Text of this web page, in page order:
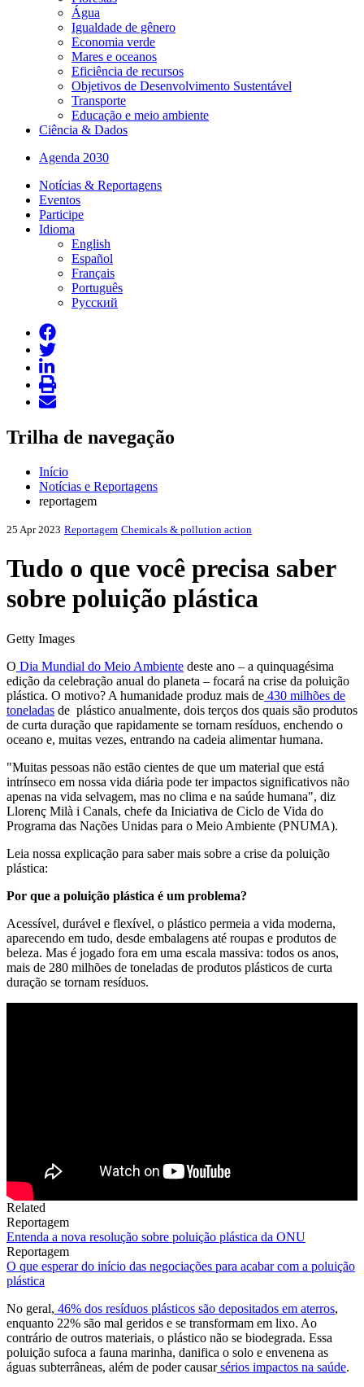
Água
Igualdade de gênero
Economia verde
Mares e oceanos
Eficiência de recursos
Objetivos de Desenvolvimento Sustentável
Transporte
Educação e meio ambiente
Ciência & Dados
Agenda 2030
Notícias & Reportagens
Eventos
Participe
Idioma
English
Español
Français
Português
Русский
Trilha de navegação
Início
Notícias e Reportagens
reportagem
25 Apr 2023 Reportagem Chemicals & pollution action
Tudo o que você precisa saber
sobre poluição plástica
Getty Images
O Dia Mundial do Meio Ambiente deste ano – a quinquagésima
edição da celebração anual do planeta – focará na crise da poluição
plástica. O motivo? A humanidade produz mais de 430 milhões de
toneladas de plástico anualmente, dois terços dos quais são produtos
de curta duração que rapidamente se tornam resíduos, enchendo o
oceano e, muitas vezes, entrando na cadeia alimentar humana.
"Muitas pessoas não estão cientes de que um material que está
intrínseco em nossa vida diária pode ter impactos significativos não
apenas na vida selvagem, mas no clima e na saúde humana", diz
Llorenç Milà i Canals, chefe da Iniciativa de Ciclo de Vida do
Programa das Nações Unidas para o Meio Ambiente (PNUMA).
Leia nossa explicação para saber mais sobre a crise da poluição
plástica:
Por que a poluição plástica é um problema?
Acessível, durável e flexível, o plástico permeia a vida moderna,
aparecendo em tudo, desde embalagens até roupas e produtos de
beleza. Mas é jogado fora em uma escala massiva: todos os anos,
mais de 280 milhões de toneladas de produtos plásticos de curta
duração se tornam resíduos.
Related
Reportagem
Entenda a nova resolução sobre poluição plástica da ONU
Reportagem
O que esperar do início das negociações para acabar com a poluição
plástica
No geral, 46% dos resíduos plásticos são depositados em aterros,
enquanto 22% são mal geridos e se transformam em lixo. Ao
contrário de outros materiais, o plástico não se biodegrada. Essa
poluição sufoca a fauna marinha, danifica o solo e envenena as
águas subterrâneas, além de poder causar sérios impactos na saúde.